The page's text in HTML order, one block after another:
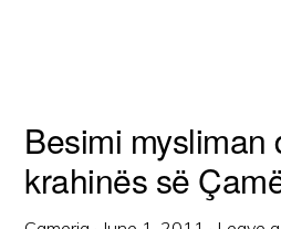
Besimi mysliman
krahinës së